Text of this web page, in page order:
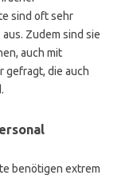
sind oft sehr
Zudem sind sie
auch mit
gefragt, die auch
benötigen extrem